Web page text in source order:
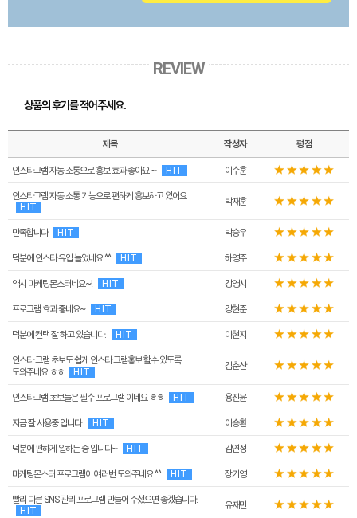
REVIEW
상품의 후기를 적어주세요.
제목 작성자 평점
인스타그램 자동 소통으로 홍보 효과 좋아요 ~ HIT 이수훈
인스타그램 자동 소통 기능으로 편하게 홍보하고 있어요
HIT
박재훈
만족합니다 HIT 박승우
덕분에 인스타 유입 늘었네요 ^^ HIT 하영주
역시 마케팅몬스터네요~! HIT 강영시
프로그램 효과 좋네요~ HIT 강현준
덕분에 컨택 잘 하고 있습니다. HIT 이현지
인스타 그램 초보도 쉽게 인스타 그램홍보 할수 있도록
도와주네요 ㅎㅎ
HIT
김춘산
인스타그램 초보들은 필수 프로그램 이네요 ㅎㅎ HIT 용진윤
지금 잘 사용중 입니다. HIT 이승환
덕분에 편하게 일하는 중 입니다~ HIT 김연정
마케팅몬스터 프로그램이 여러번 도와주네요 ^^ HIT 장기영
빨리 다른 SNS 관리 프로그램 만들어 주셨으면 좋겠습니다.
HIT
유재민